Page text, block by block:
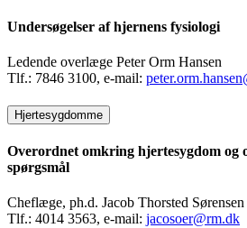
Undersøgelser af hjernens fysiologi
Ledende overlæge Peter Orm Hansen
Tlf.: 7846 3100, e-mail:
Hjertesygdomme
Overordnet omkring hjertesygdom og
spørgsmål
Cheflæge, ph.d. Jacob Thorsted Sørensen
Tlf.: 4014 3563, e-mail: jacosoer@rm.dk